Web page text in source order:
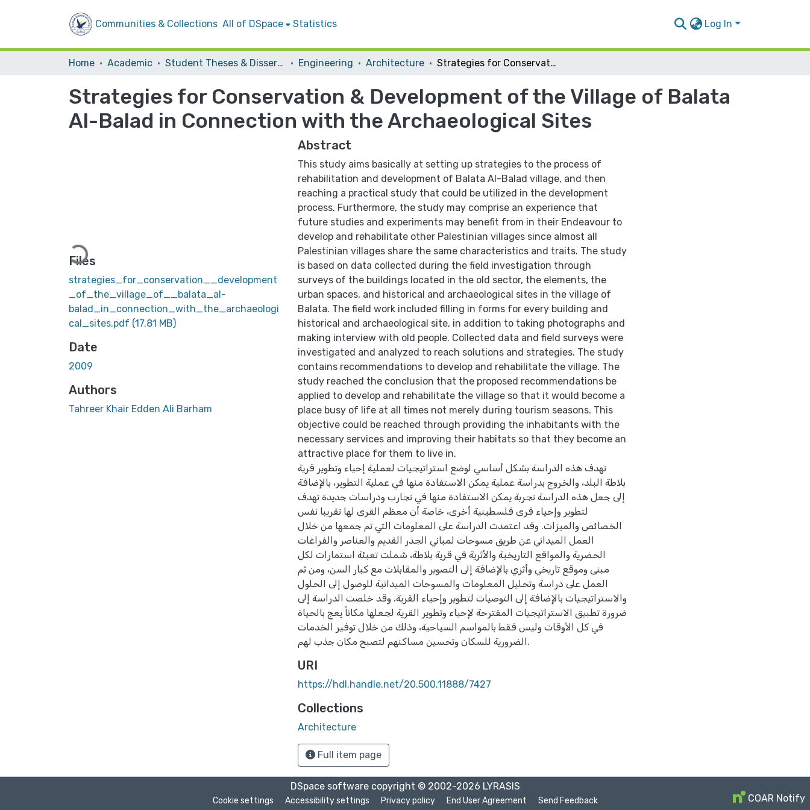
Communities & Collections All of DSpace Statistics Log In
Home Academic Student Theses & Dissertations Engineering Architecture Strategies for Conservation & Development of the Village of Balata Al-Balad in Connection with the Archaeological Sites
Strategies for Conservation & Development of the Village of Balata
Al-Balad in Connection with the Archaeological Sites
Loading...
Files
strategies_for_conservation__development
_of_the_village_of__balata_al-
balad_in_connection_with_the_archaeologi
cal_sites.pdf (17.81 MB)
Date
2009
Authors
Tahreer Khair Edden Ali Barham
Abstract
This study aims basically at setting up strategies to the process of
rehabilitation and development of Balata Al-Balad village, and then
reaching a practical study that could be utilized in the development
process. Furthermore, the study may comprise an experience that
future studies and experiments may benefit from in their Endeavour to
develop and rehabilitate other Palestinian villages since almost all
Palestinian villages share the same characteristics and traits. The study
is based on data collected during the field investigation through
surveys of the buildings located in the old sector, the elements, the
urban spaces, and historical and archaeological sites in the village of
Balata. The field work included filling in forms for every building and
historical and archaeological site, in addition to taking photographs and
making interview with old people. Collected data and field surveys were
investigated and analyzed to reach solutions and strategies. The study
contains recommendations to develop and rehabilitate the village. The
study reached the conclusion that the proposed recommendations be
applied to develop and rehabilitate the village so that it would become a
place busy of life at all times not merely during tourism seasons. This
objective could be reached through providing the inhabitants with the
necessary services and improving their habitats so that they become an
attractive place for them to live in.
تهدف هذه الدراسة بشكل أساسي لوضع استراتيجيات لعملية إحياء وتطوير قرية
بلاطة البلد، والخروج بدراسة عملية يمكن الاستفادة منها في عملية التطوير، بالإضافة
إلى جعل هذه الدراسة تجربة يمكن الاستفادة منها في تجارب ودراسات جديدة تهدف
لتطوير وإحياء قرى فلسطينية أخرى، خاصة أن معظم القرى لها تقريبا نفس
الخصائص والميزات. وقد اعتمدت الدراسة على المعلومات التي تم جمعها من خلال
العمل الميداني عن طريق مسوحات لمباني الجذر القديم والعناصر والفراغات
الحضرية والمواقع التاريخية والأثرية في قرية بلاطة، شملت تعبئة استمارات لكل
مبنى وموقع تاريخي وأثري بالإضافة إلى التصوير والمقابلات مع كبار السن، ومن ثم
العمل على دراسة وتحليل المعلومات والمسوحات الميدانية للوصول إلى الحلول
والاستراتيجيات بالإضافة إلى التوصيات لتطوير وإحياء القرية. وقد خلصت الدراسة إلى
ضرورة تطبيق الاستراتيجيات المقترحة لإحياء وتطوير القرية لجعلها مكاناً يعج بالحياة
في كل الأوقات وليس فقط بالمواسم السياحية، وذلك من خلال توفير الخدمات
الضرورية للسكان وتحسين مساكنهم لتصبح مكان جذب لهم.
URI
https://hdl.handle.net/20.500.11888/7427
Collections
Architecture
Full item page
DSpace softwarecopyright © 2002-2026 LYRASIS
Cookie settings Accessibility settings Privacy policy End User Agreement Send Feedback COAR Notify